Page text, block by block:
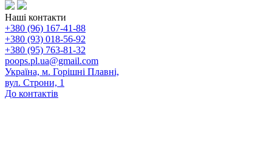
Наші контакти
+380 (96) 167-41-88
+380 (93) 018-56-92
+380 (95) 763-81-32
poops.pl.ua@gmail.com
Україна, м. Горішні Плавні,
вул. Строни, 1
До контактів